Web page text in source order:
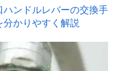
ハンドルレバーの交換手
分かりやすく解説